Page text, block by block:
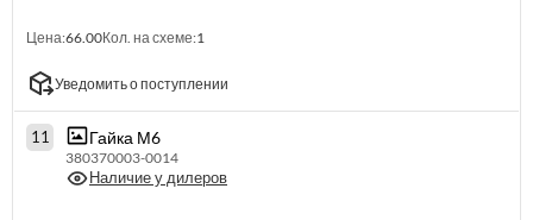
Цена:66.00Кол. на схеме:1
Уведомить о поступлении
11 Гайка М6
380370003-0014
Наличие у дилеров